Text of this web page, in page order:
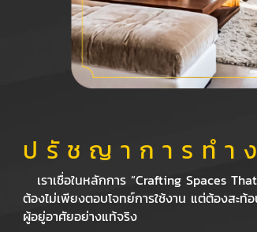
ป รั ช ญ า ก า ร ทํ า
เราเชื่อในหลักการ “Crafting Spaces
ต้องไม่เพียงตอบโจทย์การใช้งาน แต่ต้องสะ
ผู้อยู่อาศัยอย่างแท้จริง